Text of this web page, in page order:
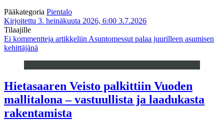
Pääkategoria Pientalo
Kirjoitettu 3. heinäkuuta 2026, 6:00 3.7.2026
Tilaajille
Ei kommentteja artikkeliin Asuntomessut palaa juurilleen asumisen
kehittäjänä
Hietasaaren Veisto palkittiin Vuoden
mallitalona – vastuullista ja laadukasta
rakentamista